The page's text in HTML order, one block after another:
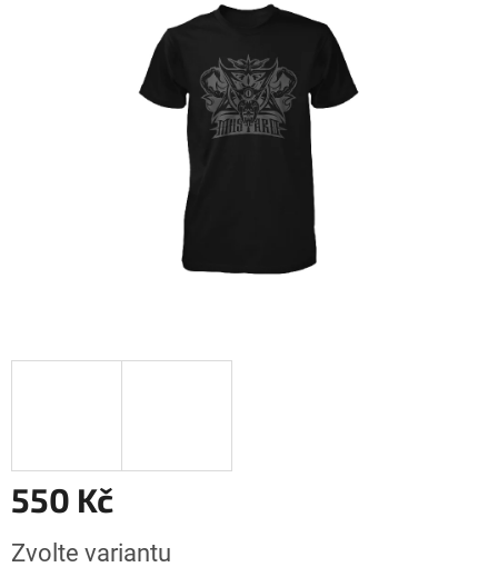
550 Kč
cena:
Zvolte variantu